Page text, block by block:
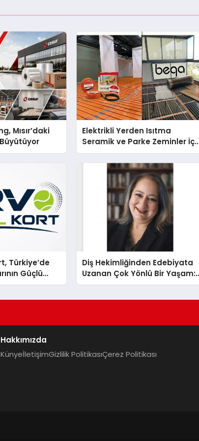
Mısır’daki
Elektrikli Yerden Isıtma
Seramik ve Parke Zeminler
En Verimli Çözümler
Türkiye’de
Güçlü
Sürdürüyor
Diş Hekimliğinden Edebiyata
Uzanan Çok Yönlü Bir Yaşam:
Yeşim Şahin Yaman
Hakkımızda
KünyeİletişimGizlilik PolitikasıÇerez Politikası